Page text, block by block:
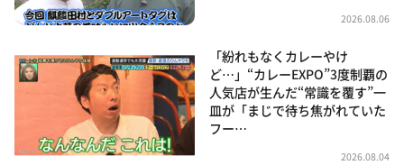
2026.08.06
「紛れもなくカレーやけ
ど…」“カレーEXPO”3度制覇の
人気店が生んだ“常識を覆す”一
皿が「まじで待ち焦がれていた
フー…
2026.08.04